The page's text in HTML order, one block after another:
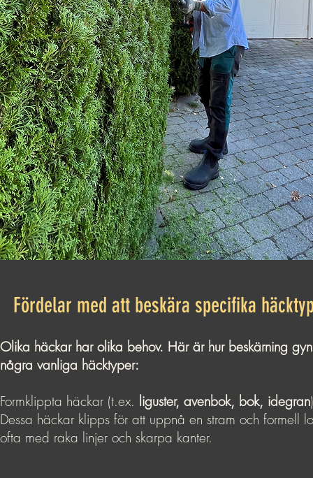
Fördelar med att beskära specifika
Olika häckar har olika behov. Här är hur beskärning
några vanliga häcktyper:
Formklippta häckar (t.ex. liguster, avenbok, bok, idegran
Dessa häckar klipps för att uppnå en stram och formell
ofta med raka linjer och skarpa kanter.